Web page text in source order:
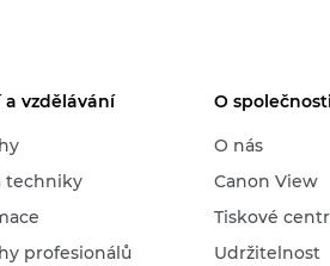
a vzdělávání
techniky
profesionálů
O
O nás
Canon View
Tiskové
Udržitelnost